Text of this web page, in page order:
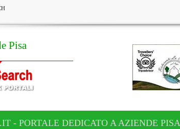
Pisa
- PORTALE DEDICATO A AZIENDE PISA